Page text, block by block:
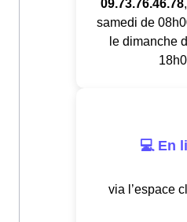
09.73.76.46.78
samedi de
le dimanche
💻 En
via l’espace